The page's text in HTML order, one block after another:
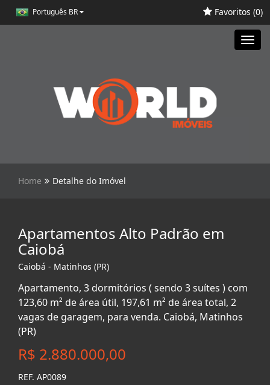
Português BR Favoritos (0)
Home Detalhe do Imóvel
Apartamentos Alto Padrão em
Caiobá
Caiobá - Matinhos (PR)
Apartamento, 3 dormitórios ( sendo 3 suítes ) com
123,60 m² de área útil, 197,61 m² de área total, 2
vagas de garagem, para venda. Caiobá, Matinhos
(PR)
R$ 2.880.000,00
REF. AP0089